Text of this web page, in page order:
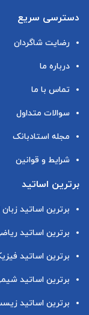
دسترسی سریع
رضایت شاگردان
درباره ما
تماس با ما
سوالات متداول
مجله استادبانک
شرایط و قوانین
برترین اساتید
برترین اساتید
برترین اساتید
برترین اساتید
برترین اساتید
برترین اساتید